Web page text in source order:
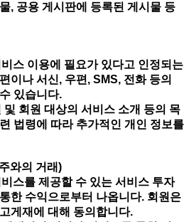
, 공용 게시판에 등록된 게시물 등
스 이용에 필요가 있다고 인정되는
이나 서신, 우편, SMS, 전화 등의
있습니다.
회원 대상의 서비스 소개 등의 목
법령에 따라 추가적인 개인 정보를
와의 거래)
스를 제공할 수 있는 서비스 투자
한 수익으로부터 나옵니다. 회원은
게재에 대해 동의합니다.